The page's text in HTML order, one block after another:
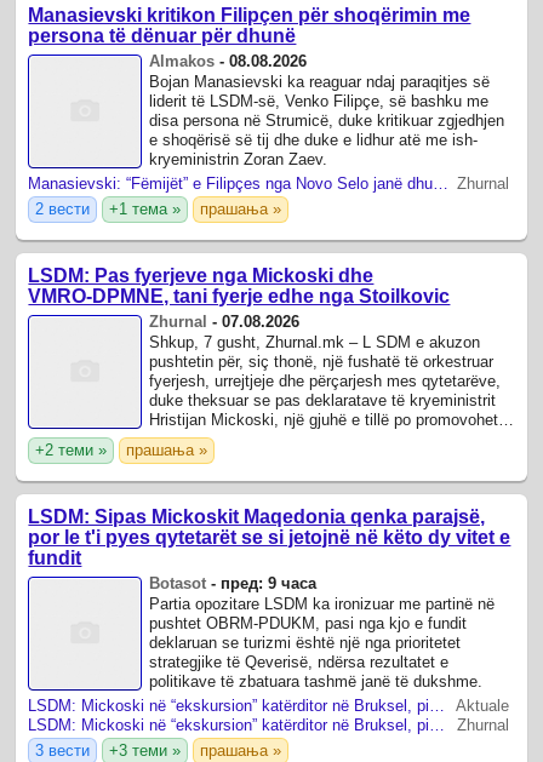
Manasievski kritikon Filipçen për shoqërimin me
persona të dënuar për dhunë
Almakos -08.08.2026
Bojan Manasievski ka reaguar ndaj paraqitjes së
liderit të LSDM-së, Venko Filipçe, së bashku me
disa persona në Strumicë, duke kritikuar zgjedhjen
e shoqërisë së tij dhe duke e lidhur atë me ish-
kryeministrin Zoran Zaev.
Manasievski: “Fëmijët” e Filipçes nga Novo Selo janë dhunues dhe tregtarë droge të dënuar Zhurnal
2 вести
+1 тема » прашања »
LSDM: Pas fyerjeve nga Mickoski dhe
VMRO‑DPMNE, tani fyerje edhe nga Stoilkovic
Zhurnal -07.08.2026
Shkup, 7 gusht, Zhurnal.mk – L SDM e akuzon
pushtetin për, siç thonë, një fushatë të orkestruar
fyerjesh, urrejtjeje dhe përçarjesh mes qytetarëve,
duke theksuar se pas deklaratave të kryeministrit
Hristijan Mickoski, një gjuhë e tillë po promovohet
edhe në profilin e ...
+2 теми » прашања »
LSDM: Sipas Mickoskit Maqedonia qenka parajsë,
por le t'i pyes qytetarët se si jetojnë në këto dy vitet e
fundit
Botasot - пред: 9 часа
Partia opozitare LSDM ka ironizuar me partinë në
pushtet OBRM-PDUKM, pasi nga kjo e fundit
deklaruan se turizmi është një nga prioritetet
strategjike të Qeverisë, ndërsa rezultatet e
politikave të zbatuara tashmë janë të dukshme.
LSDM: Mickoski në “ekskursion” katërditor në Bruksel, pikërisht në verë
Aktuale
LSDM: Mickoski në “ekskursion” katërditor në Bruksel, pikërisht në verë
Zhurnal
3 вести
+3 теми » прашања »